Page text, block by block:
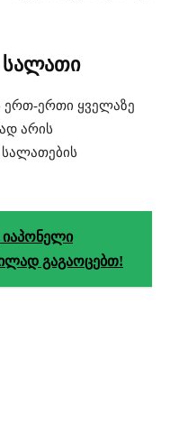
სალათი
ერთ-ერთი ყველაზე
არის
იაპონელი
გაგაოცებთ!